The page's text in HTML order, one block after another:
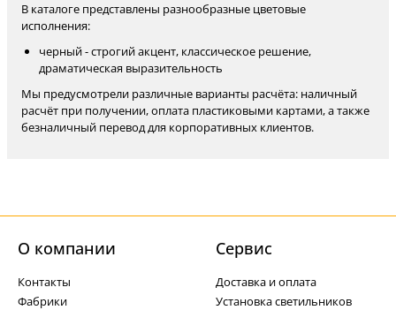
В каталоге представлены разнообразные цветовые
исполнения:
черный - строгий акцент, классическое решение,
драматическая выразительность
Мы предусмотрели различные варианты расчёта: наличный
расчёт при получении, оплата пластиковыми картами, а также
безналичный перевод для корпоративных клиентов.
О компании
Контакты
Фабрики
Cервис
Доставка и оплата
Установка светильников